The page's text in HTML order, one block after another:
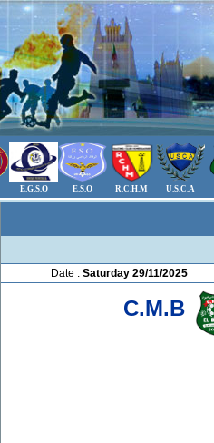
E.G.S.O E.S.O R.C.H.M U.S.C.A
Date : Saturday 29/11/2025
C.M.B